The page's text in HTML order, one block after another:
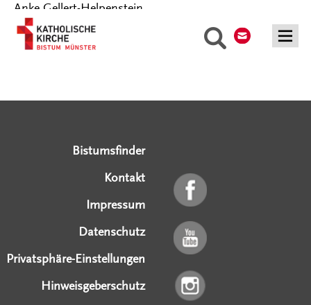
Suche
Anke Gellert-Helpenstein
Bistumsfinder
Kontakt
Impressum
Datenschutz
Privatsphäre-Einstellungen
Hinweisgeberschutz